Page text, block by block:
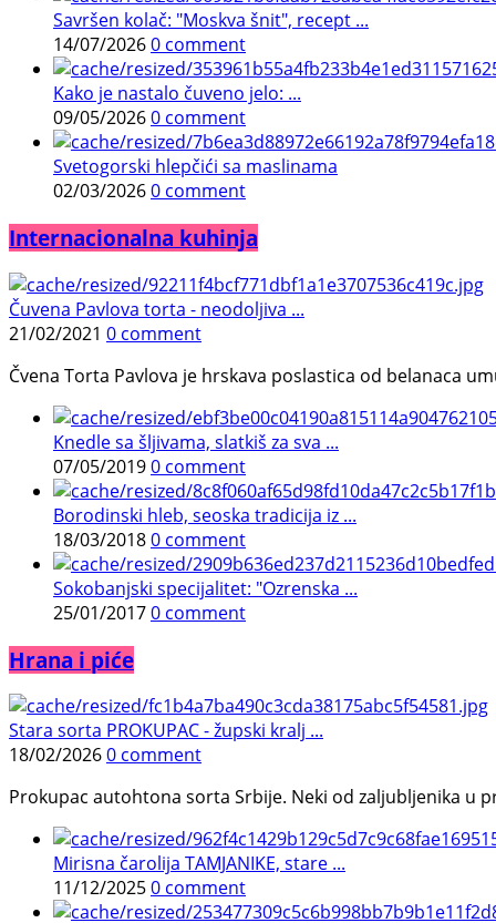
Savršen kolač: "Moskva šnit", recept ...
14/07/20260 comment
Kako je nastalo čuveno jelo: ...
09/05/20260 comment
Svetogorski hlepčići sa maslinama
02/03/20260 comment
Internacionalna kuhinja
Čuvena Pavlova torta - neodoljiva ...
21/02/2021 0 comment
Čvena Torta Pavlova je hrskava poslastica od belanaca
Knedle sa šljivama, slatkiš za sva ...
07/05/20190 comment
Borodinski hleb, seoska tradicija iz ...
18/03/20180 comment
Sokobanjski specijalitet: "Ozrenska ...
25/01/20170 comment
Hrana i piće
Stara sorta PROKUPAC - župski kralj ...
18/02/20260 comment
Prokupac autohtona sorta Srbije. Neki od zaljubljenika u
Mirisna čarolija TAMJANIKE, stare ...
11/12/20250 comment